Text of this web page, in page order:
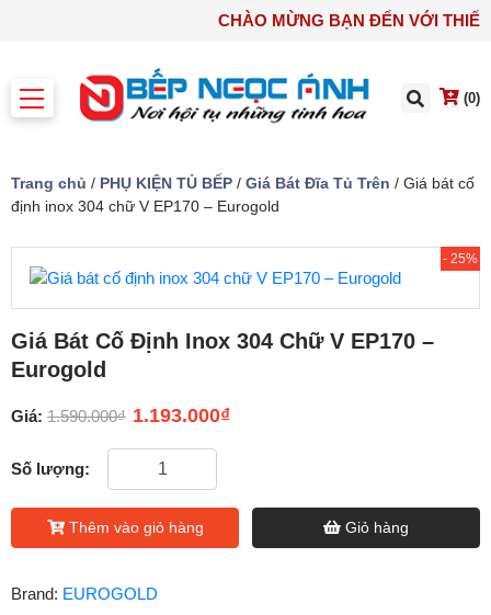
CHÀO MỪNG BẠN ĐẾN VỚI
(0)
Trang chủ / PHỤ KIỆN TỦ BẾP / Giá Bát Đĩa Tủ Trên / Giá bát cố
định inox 304 chữ V EP170 – Eurogold
- 25%
Giá Bát Cố Định Inox 304 Chữ V EP170 –
Eurogold
Giá: 1.590.000₫ 1.193.000₫
Số lượng:
Thêm vào giỏ hàng Giỏ hàng
Brand: EUROGOLD